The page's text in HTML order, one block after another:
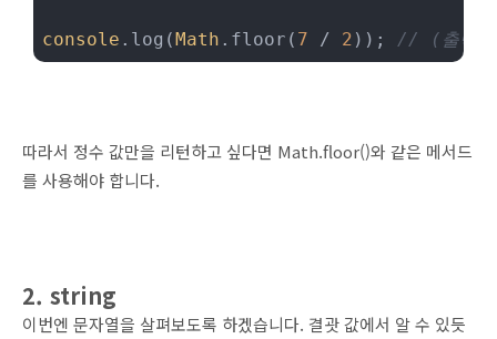
console .log(Math .floor( 7 / 2 )); // (출력
따라서 정수 값만을 리턴하고 싶다면 Math.floor()와 같은 메서드
를 사용해야 합니다.
2. string
이번엔 문자열을 살펴보도록 하겠습니다. 결괏 값에서 알 수 있듯